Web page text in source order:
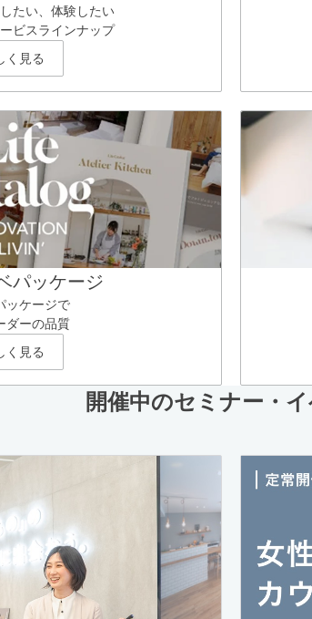
たい、体験したい
ビスラインナップ
く見る
パッケージ
ッケージで
ダーの品質
く見る
開催中のセミナー・